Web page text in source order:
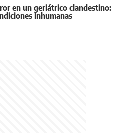
en un geriátrico clandestino:
inhumanas